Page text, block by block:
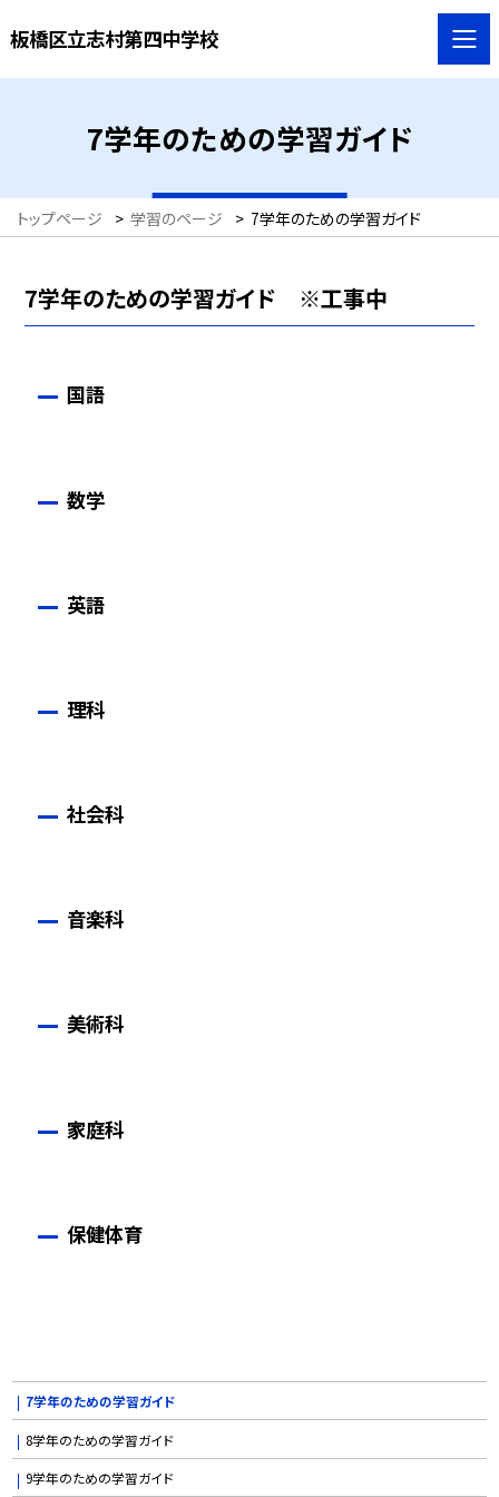
板橋区立志村第四中学校
7学年のための学習ガイド
トップページ > 学習のページ > 7学年のための学習ガイド
7学年のための学習ガイド ※工事中
国語
数学
英語
理科
社会科
音楽科
美術科
家庭科
保健体育
7学年のための学習ガイド
8学年のための学習ガイド
9学年のための学習ガイド